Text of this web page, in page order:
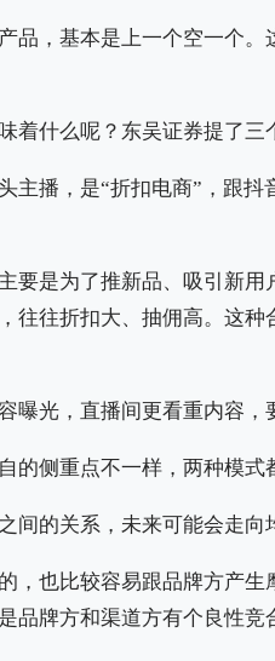
品，基本是上一个空一个
着什么呢？东吴证券提了三
主播，是“折扣电商”，跟
要是为了推新品、吸引新
往往折扣大、抽佣高。这
曝光，直播间更看重内容
的侧重点不一样，两种模式
间的关系，未来可能会走
，也比较容易跟品牌方产
品牌方和渠道方有个良性竞